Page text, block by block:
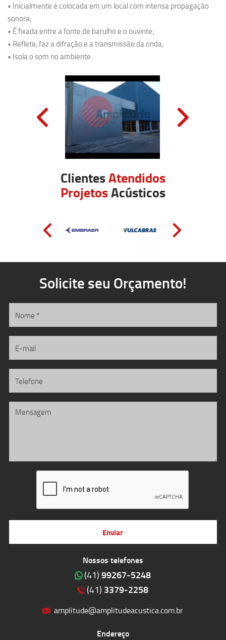
• Inicialmente é colocada em um local com intensa propagação
sonora;
• É fixada entre a fonte de barulho e o ouvinte;
• Reflete, faz a difração e a transmissão da onda;
• Isola o som no ambiente.
ClientesAtendidos
ProjetosAcústicos
Nossos telefones
(41) 99267-5248
(41) 3379-2258
amplitude@amplitudeacustica.com.br
Endereço
Solicite seu Orçamento!
Enviar